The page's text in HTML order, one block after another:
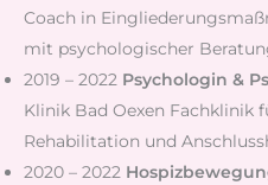
Coach in
mit psychologischer
2019 – 2022 Psychologin &
Klinik Bad Oexen Fachklinik
Rehabilitation und
2020 – 2022